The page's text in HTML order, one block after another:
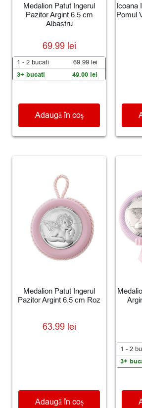
Medalion Patut Ingerul
Pazitor Argint 6.5 cm
Albastru
69.99 lei
1 - 2 bucati 69.99 lei
3+ bucati 49.00 lei
Adaugă în coș
Icoana
Pomul
Medalion Patut Ingerul
Pazitor Argint 6.5 cm Roz
63.99 lei
Adaugă în coș
1 - 2
3+